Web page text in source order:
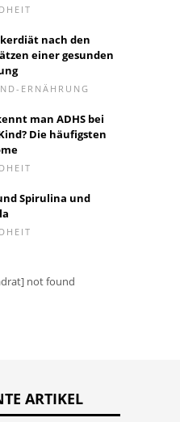
nach den
einer gesunden
ERNÄHRUNG
man ADHS bei
Die häufigsten
Spirulina und
not found
ARTIKEL